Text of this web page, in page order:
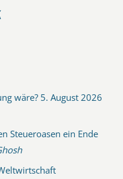
wäre? 5. August 2026
Steueroasen ein Ende